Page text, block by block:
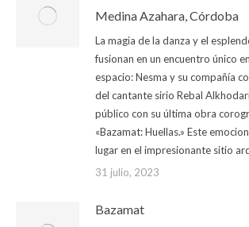
Medina Azahara, Córdoba
La magia de la danza y el
fusionan en un encuentro único
espacio: Nesma y su compañía
del cantante sirio Rebal
público con su última obra
«Bazamat: Huellas.» Este
lugar en el impresionante sitio
31 julio, 2023
Bazamat